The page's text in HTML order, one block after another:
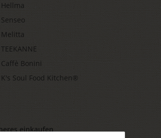
Hellma
Senseo
Melitta
TEEKANNE
Caffè Bonini
K's Soul Food Kitchen®
einkaufen